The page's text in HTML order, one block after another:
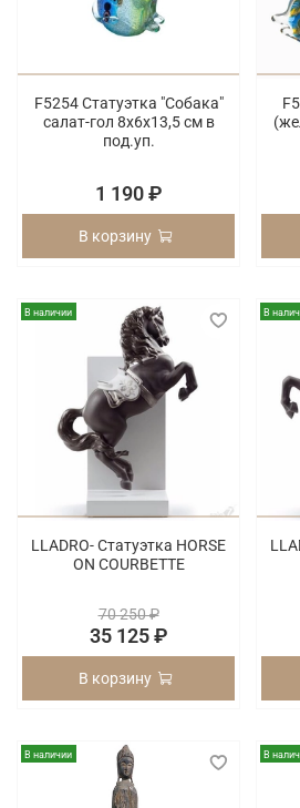
F5254 Статуэтка "Собака"
салат-гол 8х6х13,5 см в
под.уп.
1 190 ₽
В корзину
В наличии
LLADRO- Статуэтка HORSE
ON COURBETTE
70 250 ₽
35 125 ₽
В корзину
В
В наличии В